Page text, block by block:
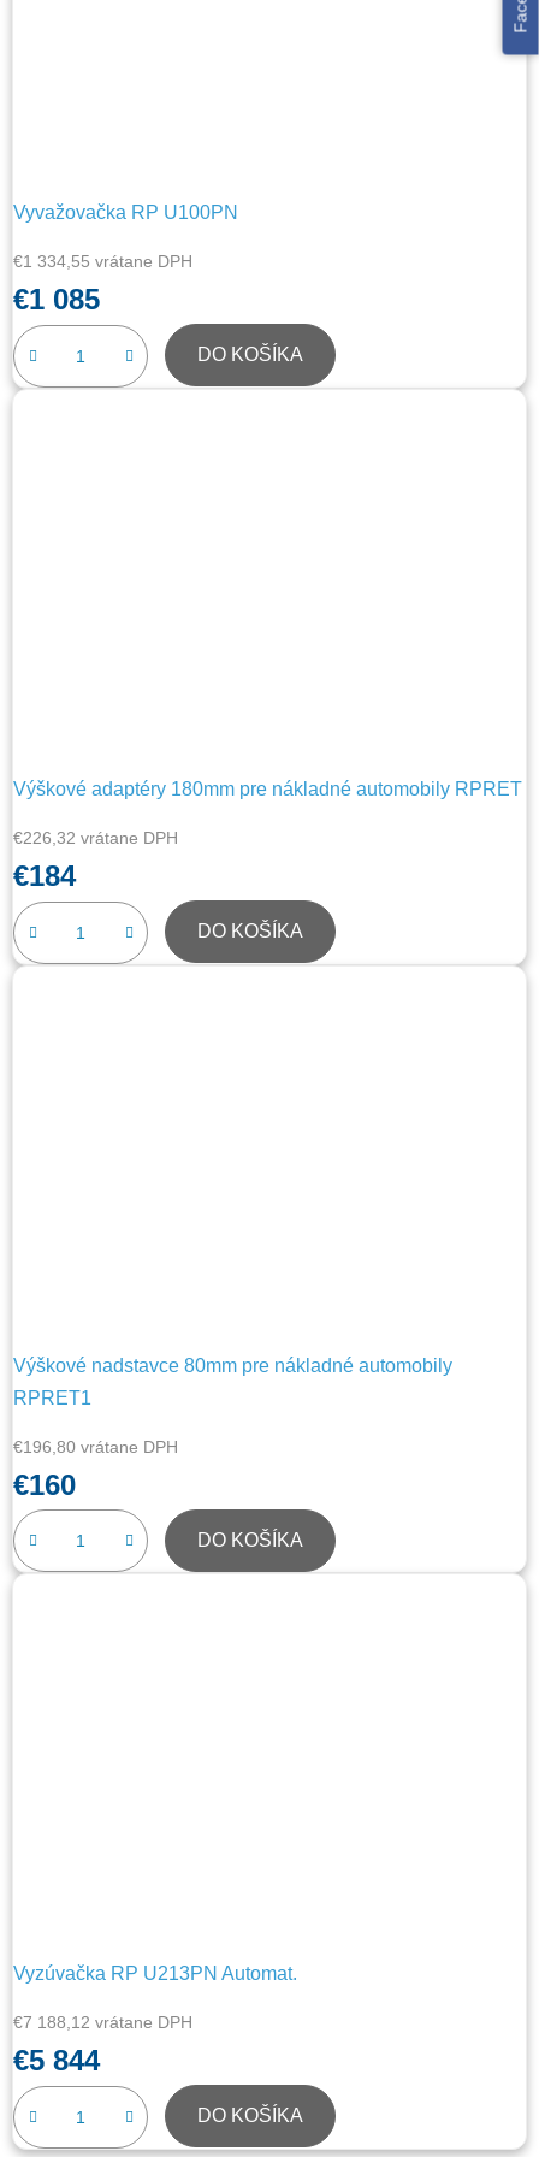
Vyvažovačka RP U100PN
€1 334,55 vrátane DPH
€1 085
DO KOŠÍKA
Výškové adaptéry 180mm pre nákladné automobily RPRET
€226,32 vrátane DPH
€184
DO KOŠÍKA
Výškové nadstavce 80mm pre nákladné automobily
RPRET1
€196,80 vrátane DPH
€160
DO KOŠÍKA
Vyzúvačka RP U213PN Automat.
€7 188,12 vrátane DPH
€5 844
DO KOŠÍKA